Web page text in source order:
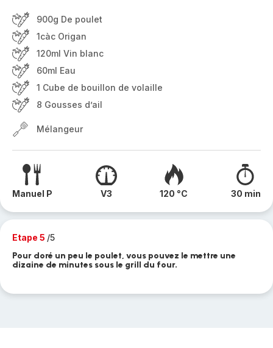
900g De poulet
1càc Origan
120ml Vin blanc
60ml Eau
1 Cube de bouillon de volaille
8 Gousses d’ail
Mélangeur
Manuel P V3 120 °C 30 min
Etape 5 /5
Pour doré un peu le poulet, vous pouvez le mettre une
dizaine de minutes sous le grill du four.